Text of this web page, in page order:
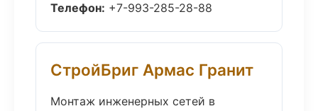
Телефон: +7-993-285-28-88
СтройБриг Армас Гранит
Монтаж инженерных сетей в